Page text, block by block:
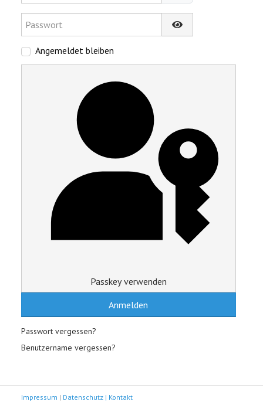
Passwort
Passwort anzeigen
Angemeldet bleiben
Passkey verwenden
Anmelden
Passwort vergessen?
Benutzername vergessen?
Impressum | Datenschutz | Kontakt